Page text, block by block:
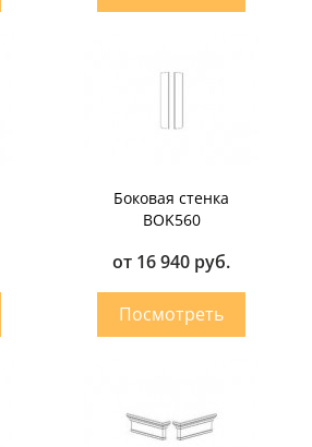
Боковая стенка
BOK560
от 16 940 руб.